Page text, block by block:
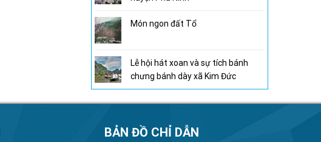
Món ngon đất Tổ
Lễ hội hát xoan và sự tích bánh
chưng bánh dày xã Kim Đức
BẢN ĐỒ CHỈ DẪN